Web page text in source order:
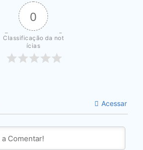
0
Classificação da not
ícias
Acessar